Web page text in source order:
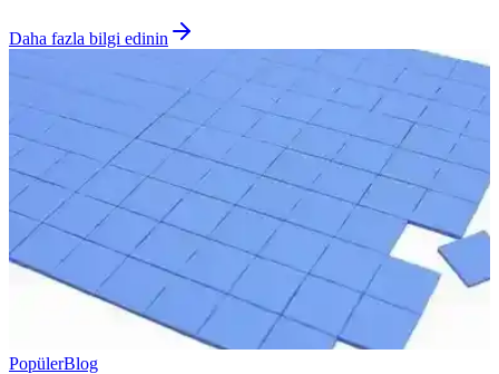
Daha fazla bilgi edinin
PopülerBlog